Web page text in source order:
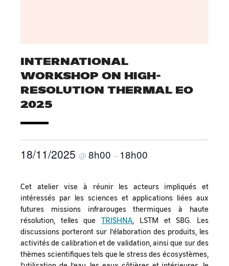
INTERNATIONAL
WORKSHOP ON HIGH-
RESOLUTION THERMAL EO
2025
18/11/2025 @ 8h00 – 18h00
Cet atelier vise à réunir les acteurs impliqués et
intéressés par les sciences et applications liées aux
futures missions infrarouges thermiques à haute
résolution, telles queTRISHNA , LSTM et SBG. Les
discussions porteront sur l’élaboration des produits, les
activités de calibration et de validation, ainsi que sur des
thèmes scientifiques tels que le stress des écosystèmes,